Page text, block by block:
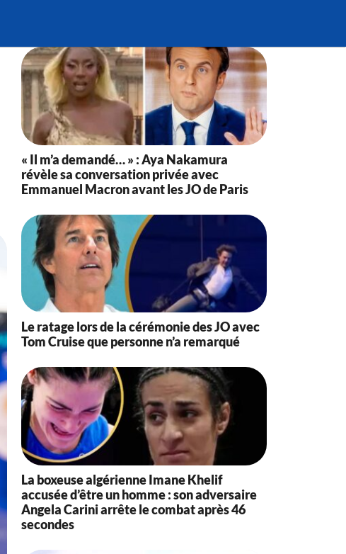
« Il m’a demandé… » : Aya Nakamura
révèle sa conversation privée avec
Emmanuel Macron avant les JO de Paris
Le ratage lors de la cérémonie des JO avec
Tom Cruise que personne n’a remarqué
La boxeuse algérienne Imane Khelif
accusée d’être un homme : son adversaire
Angela Carini arrête le combat après 46
secondes